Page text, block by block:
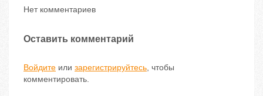
Нет комментариев
Оставить комментарий
Войдите или зарегистрируйтесь, чтобы
комментировать.